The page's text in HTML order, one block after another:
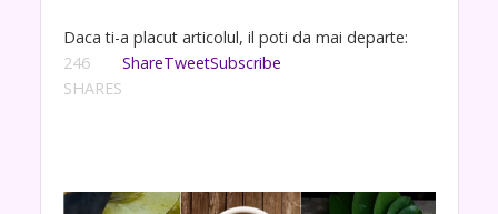
Daca ti-a placut articolul, il poti da mai departe:
246
SHARES
ShareTweetSubscribe